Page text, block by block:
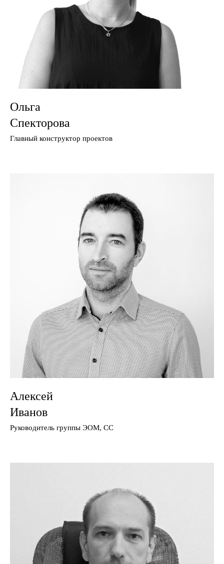
Ольга
Спекторова
Главный конструктор проектов
Алексей
Иванов
Руководитель группы ЭОМ, СС